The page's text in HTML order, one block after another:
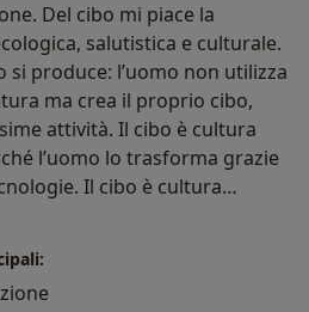
Del cibo mi piace la
salutistica e culturale.
produce: l’uomo non utilizza
ma crea il proprio cibo,
attività. Il cibo è cultura
l’uomo lo trasforma grazie
Il cibo è cultura
l’uomo, pur potendo
e nutrizionale del gesto,
il cibo stesso è investito. Il